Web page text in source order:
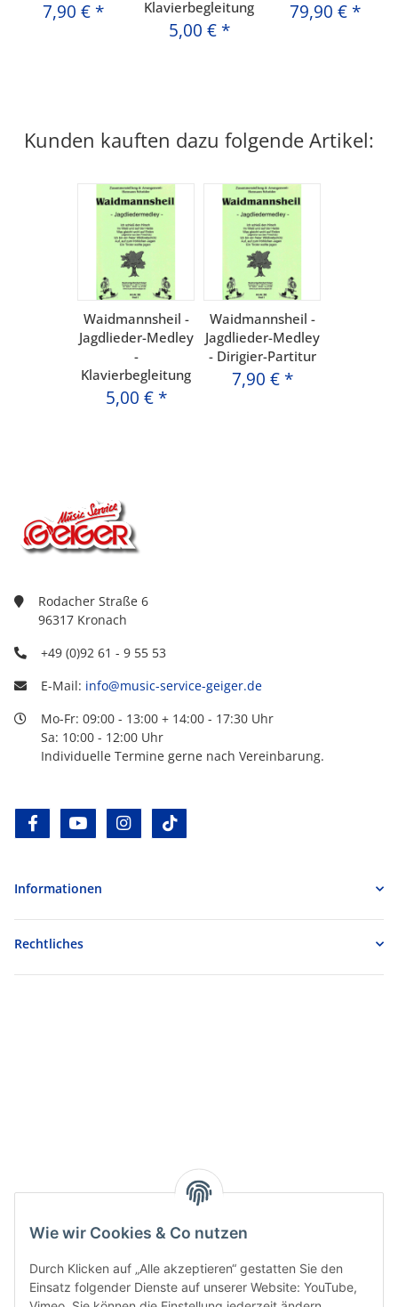
Wie wir Cookies & Co nutzen
Durch Klicken auf „Alle akzeptieren“ gestatten Sie den
Einsatz folgender Dienste auf unserer Website: YouTube,
7,90 € *
Klavierbegleitung
5,00 € *
79,90 € *
Kunden kauften dazu folgende Artikel:
Waidmannsheil -
Jagdlieder-Medley
-
Klavierbegleitung
5,00 € *
Waidmannsheil -
Jagdlieder-Medley
- Dirigier-Partitur
7,90 € *
Rodacher Straße 6
96317 Kronach
+49 (0)92 61 - 9 55 53
E-Mail: info@music-service-geiger.de
Mo-Fr: 09:00 - 13:00 + 14:00 - 17:30 Uhr
Sa: 10:00 - 12:00 Uhr
Individuelle Termine gerne nach Vereinbarung.
facebookyoutube instagram
Informationen
Rechtliches